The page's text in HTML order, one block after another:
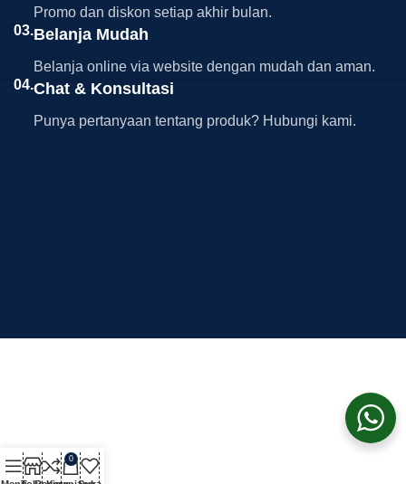
Promo dan diskon setiap akhir bulan.
03.Belanja Mudah
Belanja online via website dengan mudah dan aman.
04.Chat & Konsultasi
Punya pertanyaan tentang produk? Hubungi kami.
0